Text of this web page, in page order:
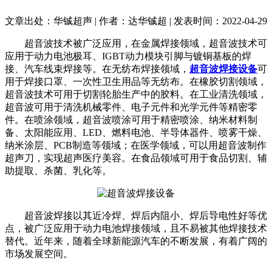
文章出处：华铖超声 | 作者：达华铖超 | 发表时间：2022-04-29
超音波技术被广泛应用，在金属焊接领域，超音波技术可
应用于动力电池极耳、IGBT动力模块引脚与镀铜基板的焊
接、汽车线束焊接等。在无纺布焊接领域， 超音波焊接设备可
用于焊接口罩、一次性卫生用品等无纺布。在橡胶切割领域，
超音波技术可用于切割轮胎生产中的胶料。在工业清洗领域，
超音波可用于清洗机械零件、电子元件和光学元件等精密零
件。在喷涂领域，超音波喷涂可用于精密喷涂、纳米材料制
备、太阳能应用、LED、燃料电池、半导体器件、喷雾干燥、
纳米涂层、PCB制造等领域；在医学领域，可以用超音波制作
超声刀，实现超声医疗美容。在食品领域可用于食品切割、辅
助提取、杀菌、乳化等。
超音波焊接以其近冷焊、焊后内阻小、焊后导电性好等优
点，被广泛应用于动力电池焊接领域，且不易被其他焊接技术
替代。近年来，随着全球新能源汽车的不断发展，有着广阔的
市场发展空间。